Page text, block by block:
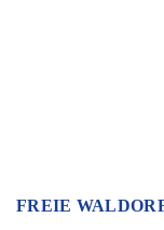
FREIE